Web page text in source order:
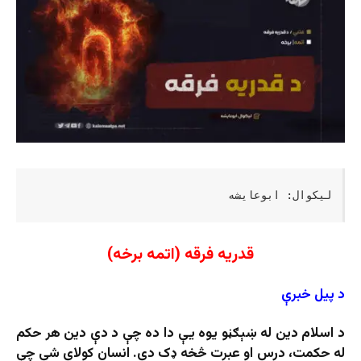
لیکوال: ابوعایشه
قدریه فرقه (اتمه برخه)
د پیل خبرې
د اسلام دین له ښېګڼو یوه یې دا ده چې د دې دین هر حکم
له حکمت، درس او عبرت څخه ډک دی. انسان کولای شي چې